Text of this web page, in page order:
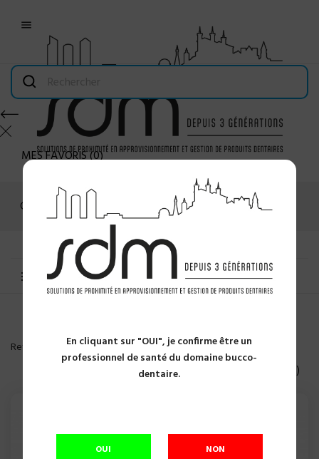
En cliquant sur "OUI", je confirme être un
professionnel de santé du domaine bucco-
dentaire.
OUI NON

MES FAVORIS(0)
Connexion
MENU
Reference, A to Z PLUS DE FILTRE
Affichage 1-15 of 15 article(s)